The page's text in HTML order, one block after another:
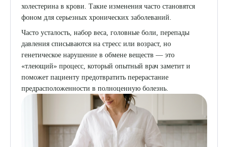
холестерина в крови. Такие изменения часто становятся
фоном для серьезных хронических заболеваний.
Часто усталость, набор веса, головные боли, перепады
давления списываются на стресс или возраст, но
генетическое нарушение в обмене веществ — это
«тлеющий» процесс, который опытный врач заметит и
поможет пациенту предотвратить перерастание
предрасположенности в полноценную болезнь.